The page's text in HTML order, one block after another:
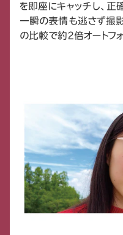
を即座にキャッチし、正
一瞬の表情も逃さず撮
の比較で約2倍オートフ